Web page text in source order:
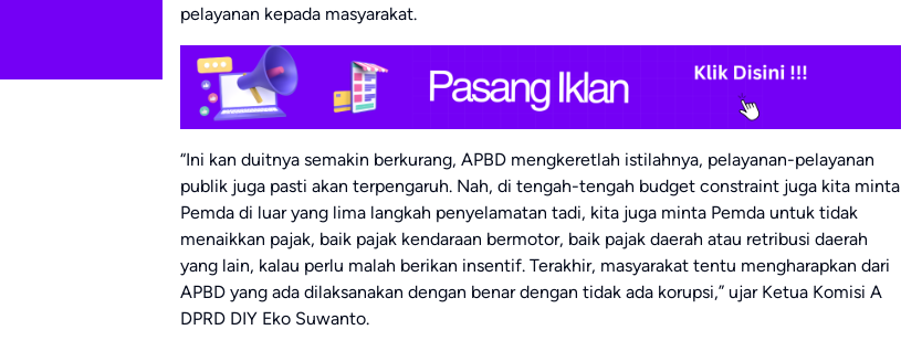
pelayanan kepada masyarakat.
“Ini kan duitnya semakin berkurang, APBD mengkeretlah istilahnya, pelayanan-pelayanan
publik juga pasti akan terpengaruh. Nah, di tengah-tengah budget constraint juga kita minta
Pemda di luar yang lima langkah penyelamatan tadi, kita juga minta Pemda untuk tidak
menaikkan pajak, baik pajak kendaraan bermotor, baik pajak daerah atau retribusi daerah
yang lain, kalau perlu malah berikan insentif. Terakhir, masyarakat tentu mengharapkan dari
APBD yang ada dilaksanakan dengan benar dengan tidak ada korupsi,” ujar Ketua Komisi A
DPRD DIY Eko Suwanto.